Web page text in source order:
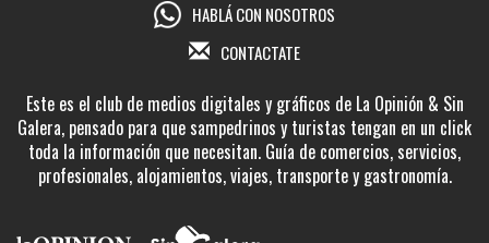
HABLÁ CON NOSOTROS
CONTACTATE
Este es el club de medios digitales y gráficos de La Opinión & Sin
Galera, pensado para que sampedrinos y turistas tengan en un click
toda la información que necesitan. Guía de comercios, servicios,
profesionales, alojamientos, viajes, transporte y gastronomía.